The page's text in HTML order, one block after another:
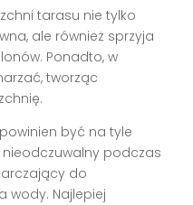
tarasu nie tylko
ale również sprzyja
Ponadto, w
tworząc
być na tyle
nieodczuwalny podczas
do
wody. Najlepiej